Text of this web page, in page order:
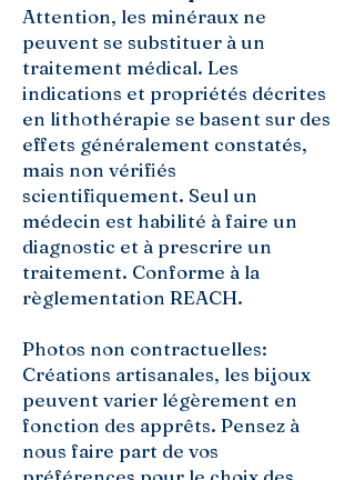
Attention, les minéraux ne
peuvent se substituer à un
traitement médical. Les
indications et propriétés décrites
en lithothérapie se basent sur des
effets généralement constatés,
mais non vérifiés
scientifiquement. Seul un
médecin est habilité à faire un
diagnostic et à prescrire un
traitement. Conforme à la
règlementation REACH.
Photos non contractuelles:
Créations artisanales, les bijoux
peuvent varier légèrement en
fonction des apprêts. Pensez à
nous faire part de vos